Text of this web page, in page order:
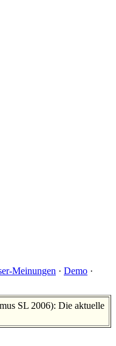
Meinungen · Demo ·
SL 2006): Die aktuelle